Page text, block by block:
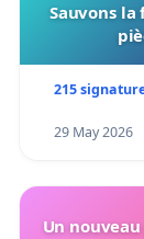
Sauvons
215
29 May 2026
Un